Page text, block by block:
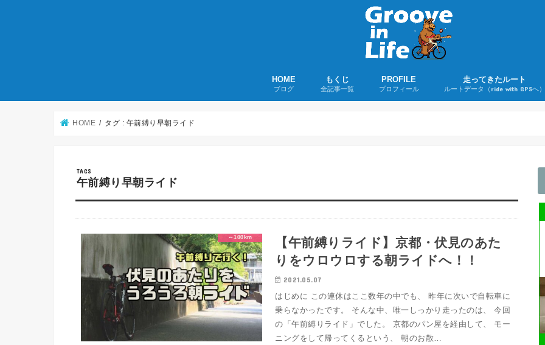
HOME
ブログ
もくじ
全記事一覧
PROFILE
プロフィール
走ってきたルート
ルートデータ（ride with GPSへ）
HOME タグ : 午前縛り早朝ライド
午前縛り早朝ライド
～100km
【午前縛りライド】京都・伏見のあた
りをウロウロする朝ライドへ！！
2021.05.07
はじめに この連休はここ数年の中でも、 昨年に次いで自転車に
乗らなかったです。 そんな中、唯一しっかり走ったのは、 今回
の「午前縛りライド」でした。 京都のパン屋を経由して、 モー
ニングをして帰ってくるという、 朝のお散…